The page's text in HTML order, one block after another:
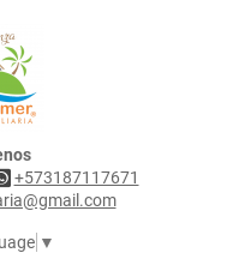
+573187117671
▼